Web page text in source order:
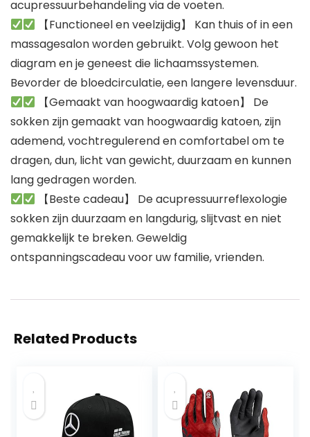
acupressuurbehandeling via de voeten.
【Functioneel en veelzijdig】 Kan thuis of in een
massagesalon worden gebruikt. Volg gewoon het
diagram en je geneest die lichaamssystemen.
Bevorder de bloedcirculatie, een langere levensduur.
【Gemaakt van hoogwaardig katoen】 De
sokken zijn gemaakt van hoogwaardig katoen, zijn
ademend, vochtregulerend en comfortabel om te
dragen, dun, licht van gewicht, duurzaam en kunnen
lang gedragen worden.
【Beste cadeau】 De acupressuurreflexologie
sokken zijn duurzaam en langdurig, slijtvast en niet
gemakkelijk te breken. Geweldig
ontspanningscadeau voor uw familie, vrienden.
Related Products